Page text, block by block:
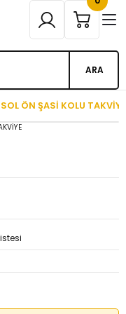
ARA
SOL ÖN ŞASİ KOLU TAKVİYE